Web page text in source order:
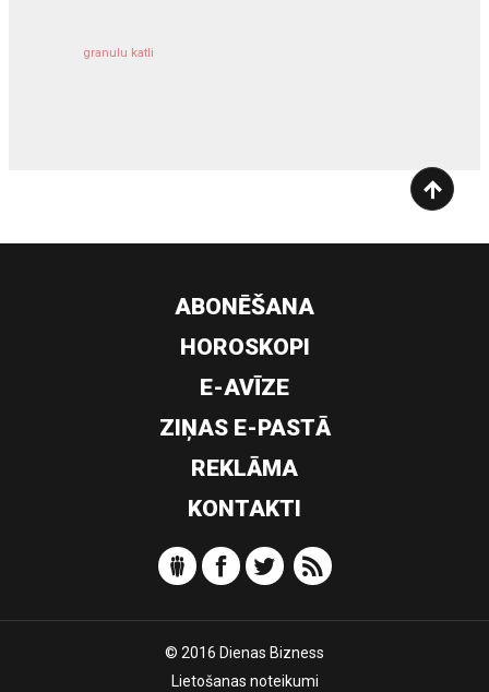
granulu katli
ABONĒŠANA
HOROSKOPI
E-AVĪZE
ZIŅAS E-PASTĀ
REKLĀMA
KONTAKTI
© 2016 Dienas Bizness
Lietošanas noteikumi